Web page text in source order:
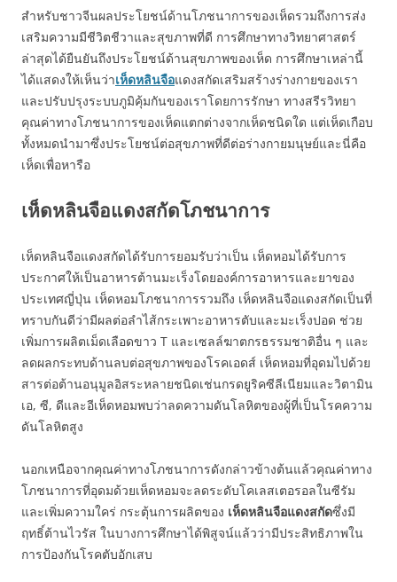
สำหรับชาวจีนผลประโยชน์ด้านโภชนาการของเห็ดรวมถึงการส่ง
เสริมความมีชีวิตชีวาและสุขภาพที่ดี การศึกษาทางวิทยาศาสตร์
ล่าสุดได้ยืนยันถึงประโยชน์ด้านสุขภาพของเห็ด การศึกษาเหล่านี้
ได้แสดงให้เห็นว่าเห็ดหลินจือแดงสกัดเสริมสร้างร่างกายของเรา
และปรับปรุงระบบภูมิคุ้มกันของเราโดยการรักษา ทางสรีรวิทยา
คุณค่าทางโภชนาการของเห็ดแตกต่างจากเห็ดชนิดใด แต่เห็ดเกือบ
ทั้งหมดนำมาซึ่งประโยชน์ต่อสุขภาพที่ดีต่อร่างกายมนุษย์และนี่คือ
เห็ดเพื่อหารือ
เห็ดหลินจือแดงสกัดโภชนาการ
เห็ดหลินจือแดงสกัดได้รับการยอมรับว่าเป็น เห็ดหอมได้รับการ
ประกาศให้เป็นอาหารต้านมะเร็งโดยองค์การอาหารและยาของ
ประเทศญี่ปุ่น เห็ดหอมโภชนาการรวมถึง เห็ดหลินจือแดงสกัดเป็นที่
ทราบกันดีว่ามีผลต่อลำไส้กระเพาะอาหารตับและมะเร็งปอด ช่วย
เพิ่มการผลิตเม็ดเลือดขาว T และเซลล์ฆาตกรธรรมชาติอื่น ๆ และ
ลดผลกระทบด้านลบต่อสุขภาพของโรคเอดส์ เห็ดหอมที่อุดมไปด้วย
สารต่อต้านอนุมูลอิสระหลายชนิดเช่นกรดยูริคซีลีเนียมและวิตามิน
เอ, ซี, ดีและอีเห็ดหอมพบว่าลดความดันโลหิตของผู้ที่เป็นโรคความ
ดันโลหิตสูง
นอกเหนือจากคุณค่าทางโภชนาการดังกล่าวข้างต้นแล้วคุณค่าทาง
โภชนาการที่อุดมด้วยเห็ดหอมจะลดระดับโคเลสเตอรอลในซีรัม
และเพิ่มความใคร่ กระตุ้นการผลิตของ เห็ดหลินจือแดงสกัดซึ่งมี
ฤทธิ์ต้านไวรัส ในบางการศึกษาได้พิสูจน์แล้วว่ามีประสิทธิภาพใน
การป้องกันโรคตับอักเสบ